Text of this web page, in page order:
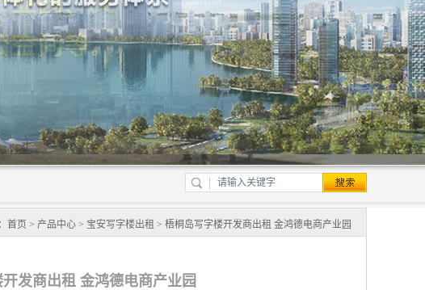
首页 > 产品中心 > 宝安写字楼出租 > 梧桐岛写字楼开发商出租 金鸿德电商产业园
发商出租 金鸿德电商产业园